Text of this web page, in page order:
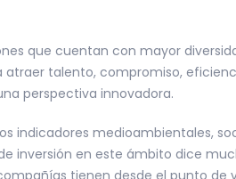
que cuentan con mayor
atraer talento, compromiso,
perspectiva innovadora.
indicadores medioambientales,
inversión en este ámbito dice
tienen desde el punto de